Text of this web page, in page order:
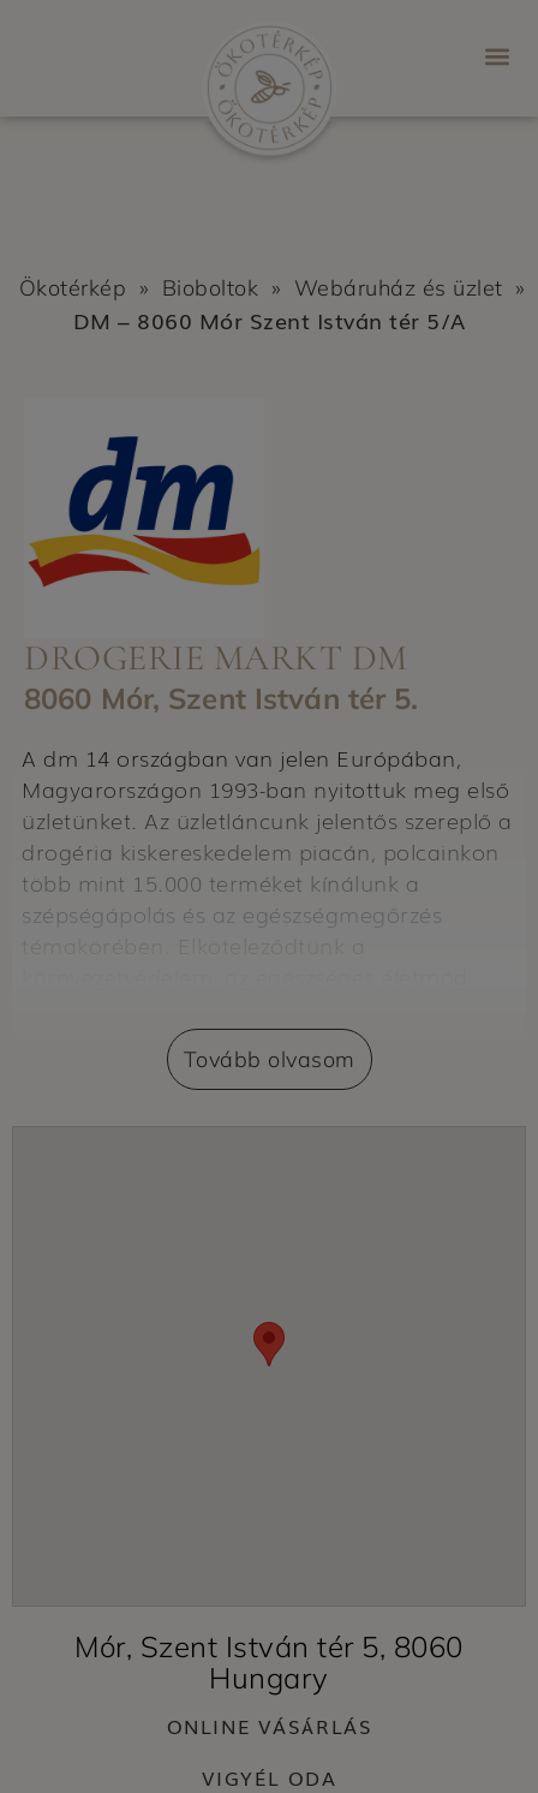
Ökotérkép » Bioboltok » Webáruház és üzlet »
DM – 8060 Mór Szent István tér 5/A
DROGERIE MARKT DM
8060 Mór, Szent István tér 5.
A dm 14 országban van jelen Európában,
Magyarországon 1993-ban nyitottuk meg első
üzletünket. Az üzletláncunk jelentős szereplő a
drogéria kiskereskedelem piacán, polcainkon
több mint 15.000 terméket kínálunk a
szépségápolás és az egészségmegőrzés
témakörében. Elköteleződtünk a
a munkatársak megteremthessék a munka és
a magánélet egészséges egyensúlyát.
Tovább olvasom
Mór, Szent István tér 5, 8060
Hungary
ONLINE VÁSÁRLÁS
VIGYÉL ODA